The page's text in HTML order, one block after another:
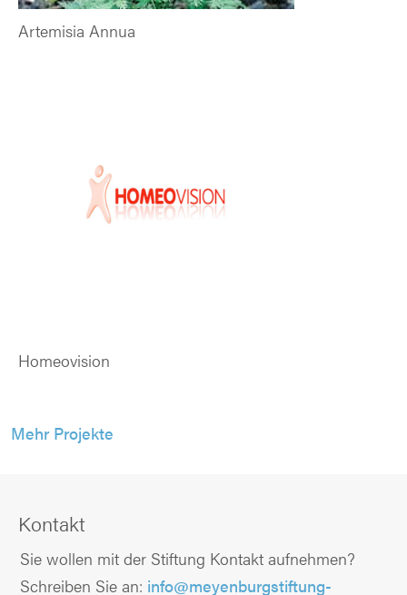
Artemisia Annua
Homeovision
Mehr Projekte
Kontakt
Sie wollen mit der Stiftung Kontakt aufnehmen?
Schreiben Sie an: info@meyenburgstiftung-